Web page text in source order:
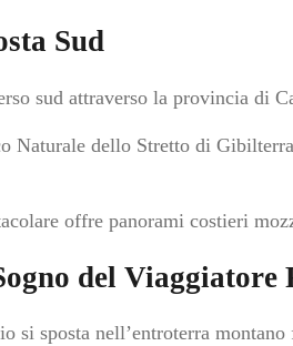
Sud
sud attraverso la provincia di
Naturale dello Stretto di
offre panorami costieri
del Viaggiatore
si sposta nell’entroterra